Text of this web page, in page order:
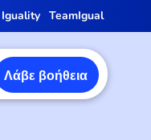
TeamIgual
Λάβε βοήθεια